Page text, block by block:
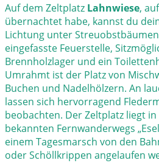
Auf dem Zeltplatz Lahnwiese,
übernachtet habe, kannst du
Lichtung unter
eingefasste Feuerstelle,
Brennholzlager und ein
Umrahmt ist der Platz von
Buchen und Nadelhölzern. An
lassen sich hervorragend
beobachten. Der Zeltplatz liegt
bekannten Fernwanderwegs
einem Tagesmarsch von den
oder Schöllkrippen angelaufen